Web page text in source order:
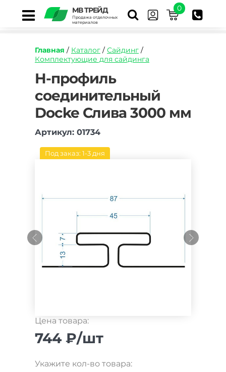
МВ ТРЕЙД
Продажа отделочных
материалов
0
Главная / Каталог / Сайдинг /
Комплектующие для сайдинга
https://mvtrade.ru/images/id/normal/h-
profil-
soedinitelnyy-
docke-
sliva-
mm.jpg
H-профиль
соединительный
Docke Слива 3000 мм
Артикул: 01734
Под заказ: 1-3 дня
Цена товара:
744 ₽/шт
Укажите кол-во товара: